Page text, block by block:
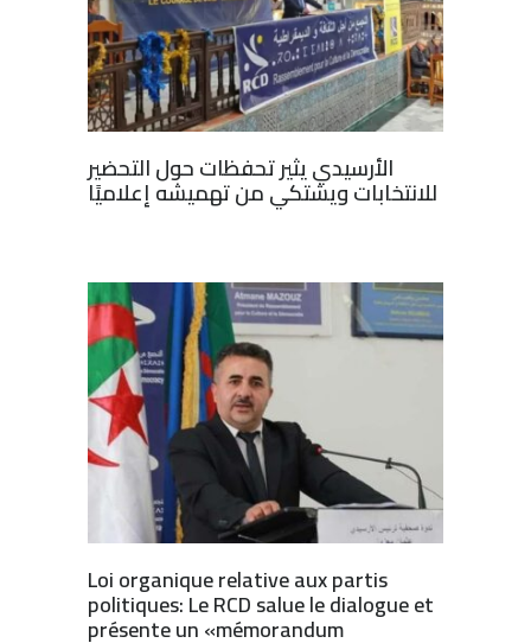
الأرسيدي يثير تحفظات حول التحضير
للانتخابات ويشتكي من تهميشه إعلاميًا
Loi organique relative aux partis
politiques: Le RCD salue le dialogue et
présente un «mémorandum